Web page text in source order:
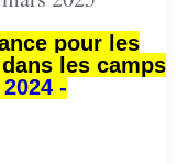
pour les
les camps
-